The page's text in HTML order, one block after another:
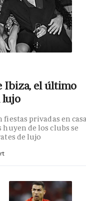
Ibiza, el último
lujo
privadas en
huyen de los clubs se
de lujo